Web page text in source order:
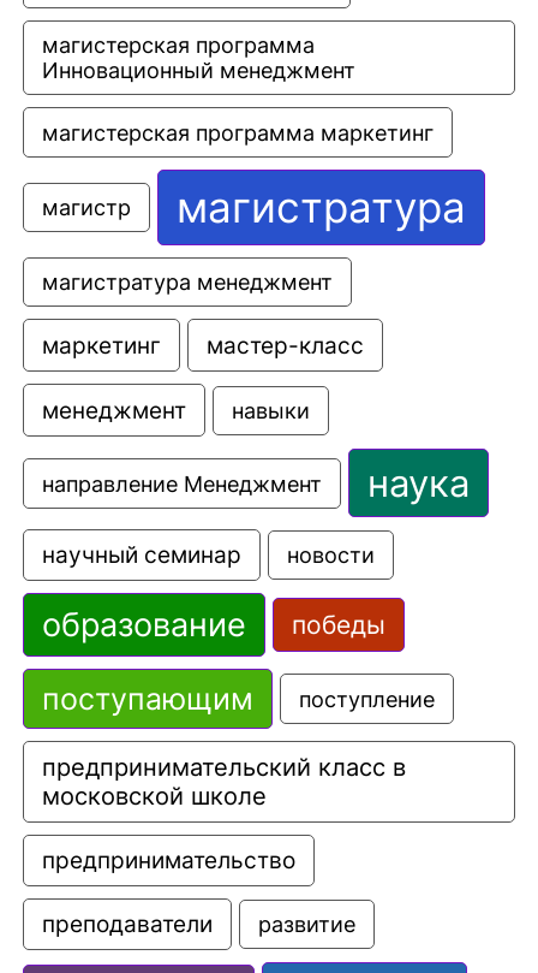
магистерская программа
Инновационный менеджмент
магистерская программа маркетинг
магистр магистратура
магистратура менеджмент
маркетинг мастер-класс
менеджмент навыки
направление Менеджмент наука
научный семинар новости
образование победы
поступающим поступление
предпринимательский класс в
московской школе
предпринимательство
преподаватели развитие